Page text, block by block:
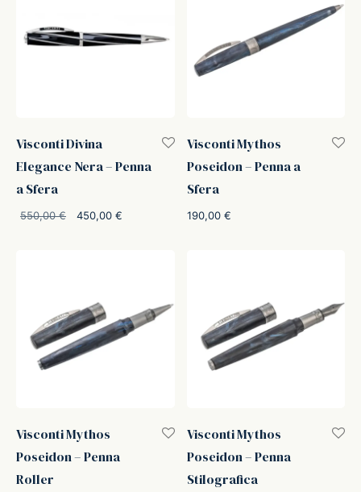
Visconti Divina
Elegance Nera – Penna
a Sfera
550,00€
Il prezzo
450,00 €
Visconti Mythos
Poseidon – Penna a
Sfera
190,00 €
Visconti Mythos
Poseidon – Penna
Roller
Visconti Mythos
Poseidon – Penna
Stilografica